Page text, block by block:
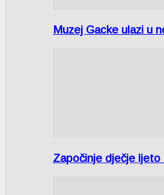
Muzej Gacke ulazi u
Započinje dječje ljeto